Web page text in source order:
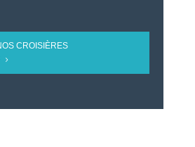
CROISIÈRES